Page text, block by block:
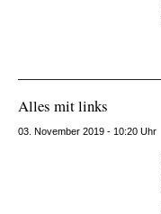
Alles mit links
03. November 2019 - 10:20 Uhr